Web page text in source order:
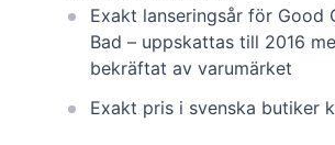
Exakt lanseringsår för Good
Bad – uppskattas till 2016
bekräftat av varumärket
Exakt pris i svenska butiker